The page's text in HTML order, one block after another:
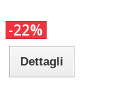
-22%
Dettagli